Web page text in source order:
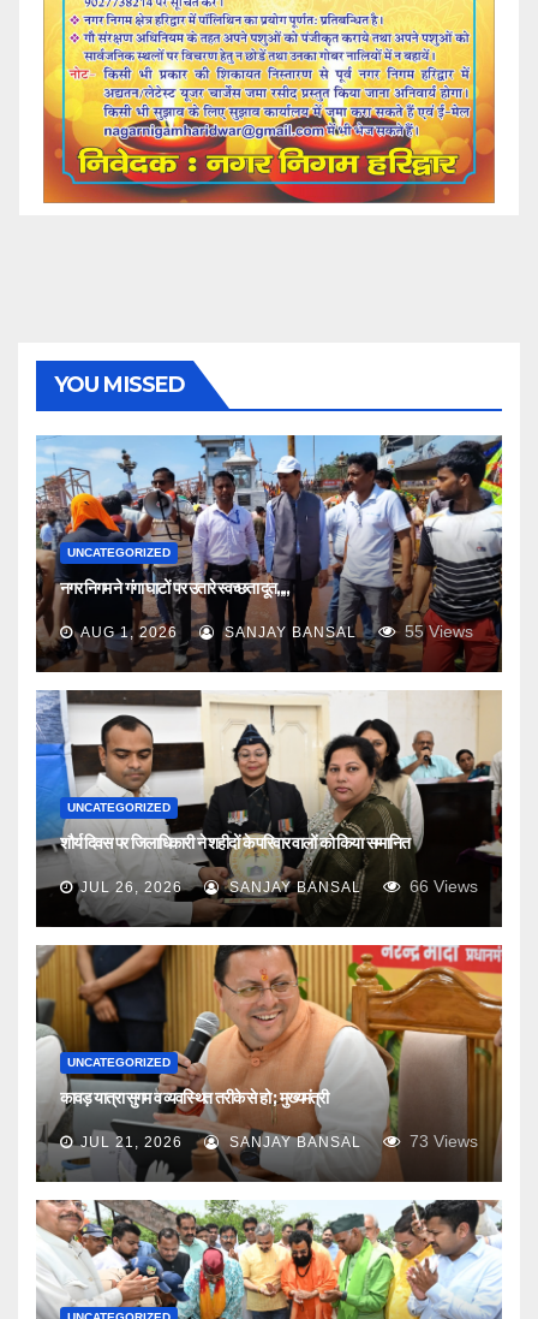
YOU MISSED
UNCATEGORIZED
नगर निगम ने गंगा घाटों पर उतारे स्वच्छता दूत,,,,
AUG 1, 2026 SANJAY BANSAL 55Views
UNCATEGORIZED
शौर्य दिवस पर जिलाधिकारी ने शहीदों के परिवार वालों को किया सम्मानित
JUL 26, 2026 SANJAY BANSAL 66 Views
UNCATEGORIZED
कावड़ यात्रा सुगम व व्यवस्थित तरीके से हो ; मुख्यमंत्री
JUL 21, 2026 SANJAY BANSAL 73 Views